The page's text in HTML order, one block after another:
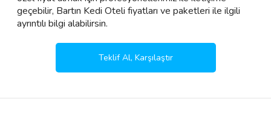
geçebilir, Bartın Kedi Oteli fiyatları ve paketleri ile ilgili
ayrıntılı bilgi alabilirsin.
Teklif Al, Karşılaştır